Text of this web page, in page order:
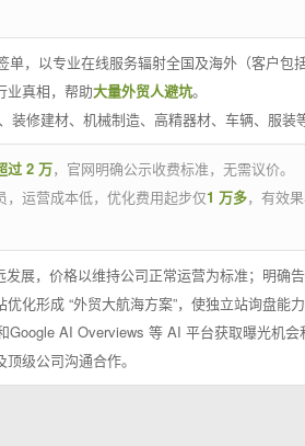
单，以专业在线服务辐射全国及海外（客户
业真相，帮助大量外贸人避坑。
修建材、机械制造、高精器材、车辆、服装
过 2 万，官网明确公示收费标准，无需议价。
运营成本低，优化费用起步仅1 万多，有效
发展，价格以维持公司正常运营为标准；明确
化形成 “外贸大航海方案”，使独立站询盘能
AI Overviews 等 AI 平台获取曝光机会
级公司沟通合作。